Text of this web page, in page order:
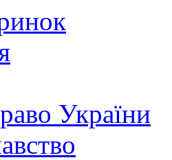
України